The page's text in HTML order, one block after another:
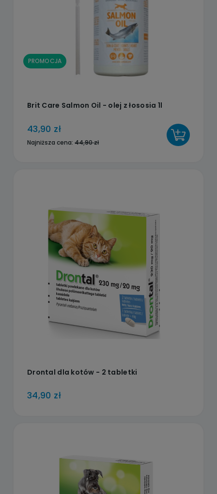
Brit Care Salmon Oil - olej z łososia 1l
43,90 zł
Najniższa cena: 44,90 zł
PROMOCJA
Drontal dla kotów - 2 tabletki
34,90 zł